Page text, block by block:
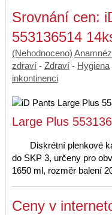
Srovnání cen:
553136514
(Nehodnoceno)
zdraví - Zdraví - Hygiena
inkontinenci
Large Plus
Diskrétní plenkové
do SKP 3, určeny pro
1650 ml, rozměr balení
Ceny v